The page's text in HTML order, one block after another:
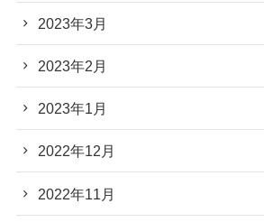
2023年3月
2023年2月
2023年1月
2022年12月
2022年11月